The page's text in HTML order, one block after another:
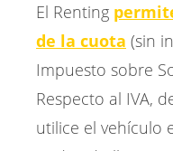
El Renting
de la cuota (sin
Impuesto sobre
Respecto al IVA,
utilice el vehículo